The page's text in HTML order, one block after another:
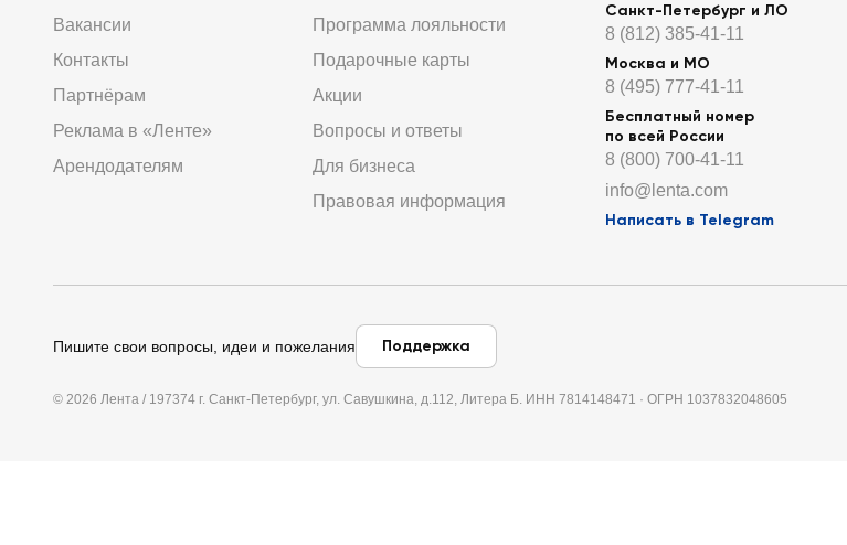
Вакансии
Контакты
Партнёрам
Реклама в «Ленте»
Арендодателям
Программа лояльности
Подарочные карты
Акции
Вопросы и ответы
Для бизнеса
Правовая информация
Санкт-Петербург и ЛО
8 (812) 385-41-11
Москва и МО
8 (495) 777-41-11
Бесплатный номер
по всей России
8 (800) 700-41-11
info@lenta.com
Написать в Telegram
Пишите свои вопросы, идеи и пожелания Поддержка
© 2026 Лента / 197374 г. Санкт-Петербург, ул. Савушкина, д.112, Литера Б. ИНН 7814148471 · ОГРН 1037832048605